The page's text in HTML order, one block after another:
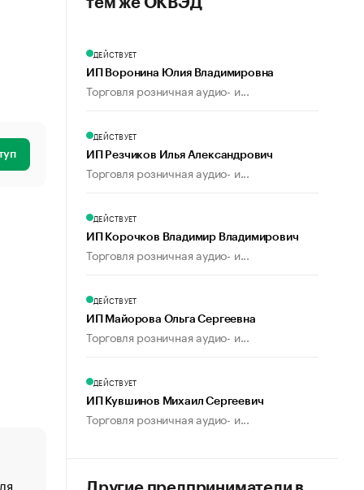
«От спорта тело стареет иначе». Как живет глава
тем же ОКВЭД
ДЕЙСТВУЕТ
ИП Воронина Юлия Владимировна
Торговля розничная аудио- и...
ДЕЙСТВУЕТ
ИП Резчиков Илья Александрович
Торговля розничная аудио- и...
ДЕЙСТВУЕТ
ИП Корочков Владимир Владимирович
Торговля розничная аудио- и...
ДЕЙСТВУЕТ
ИП Майорова Ольга Сергеевна
Торговля розничная аудио- и...
ДЕЙСТВУЕТ
ИП Кувшинов Михаил Сергеевич
Торговля розничная аудио- и...